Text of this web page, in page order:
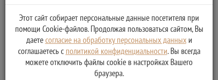
развития инфраструктуры и логистического обеспечения рынков
продукции растениеводства
Услугу предоставляет
Министерство сельского хозяйства Тверской области
перечисление субсидий
Этот сайт собирает персональные данные посетителя при
помощи Cookie-файлов. Продолжая пользоваться сайтом, Вы
даетесогласие на обработку персональных данныхи
соглашаетесь с политикой конфиденциальности. Вы всегда
можете отключить файлы cookie в настройках Вашего
браузера.